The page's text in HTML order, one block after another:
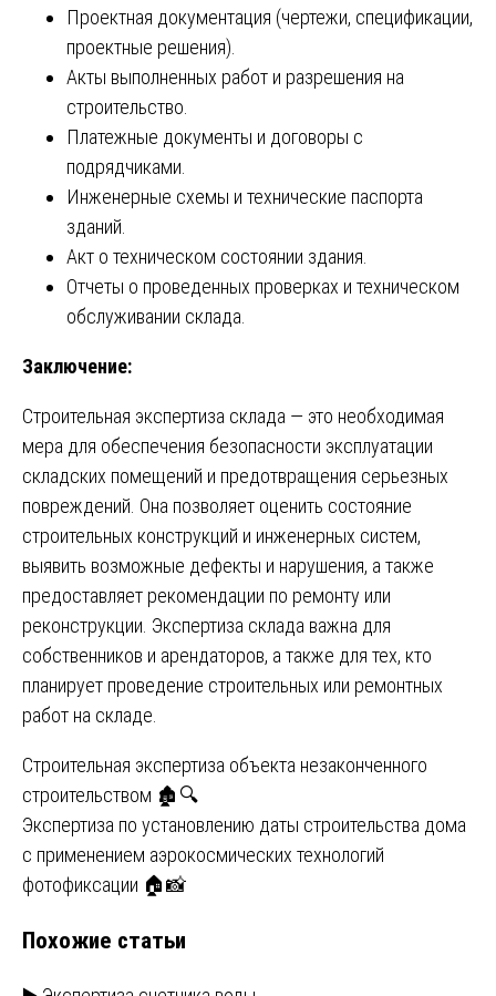
Проектная документация (чертежи, спецификации,
проектные решения).
Акты выполненных работ и разрешения на
строительство.
Платежные документы и договоры с
подрядчиками.
Инженерные схемы и технические паспорта
зданий.
Акт о техническом состоянии здания.
Отчеты о проведенных проверках и техническом
обслуживании склада.
Заключение:
Строительная экспертиза склада — это необходимая
мера для обеспечения безопасности эксплуатации
складских помещений и предотвращения серьезных
повреждений. Она позволяет оценить состояние
строительных конструкций и инженерных систем,
выявить возможные дефекты и нарушения, а также
предоставляет рекомендации по ремонту или
реконструкции. Экспертиза склада важна для
собственников и арендаторов, а также для тех, кто
планирует проведение строительных или ремонтных
работ на складе.
Навигация
по
записям
Строительная экспертиза объекта незаконченного
строительством 🏚️🔍
Экспертиза по установлению даты строительства дома
с применением аэрокосмических технологий
фотофиксации 🏠📸
Похожие статьи